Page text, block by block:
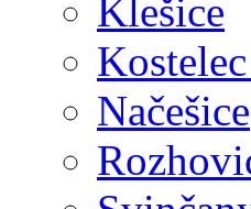
Klešice
Načešice